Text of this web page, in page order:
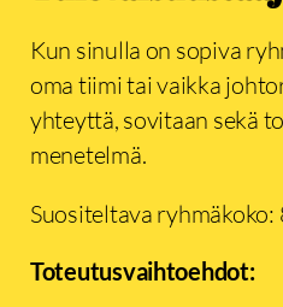
Kun sinulla on sopiva
oma tiimi tai vaikka
yhteyttä, sovitaan sekä
menetelmä.
Suositeltava
Toteutusvaihtoehdot: